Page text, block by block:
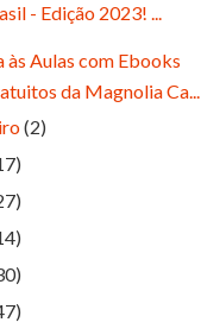
- Edição 2023! ...
às Aulas com Ebooks
da Magnolia Ca...
(2)